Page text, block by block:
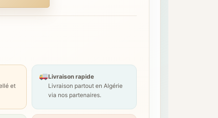
et
Livraison rapide
Livraison partout en Algérie
via nos partenaires.